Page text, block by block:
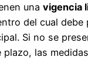
una vigencia
del cual debe
Si no se
plazo, las